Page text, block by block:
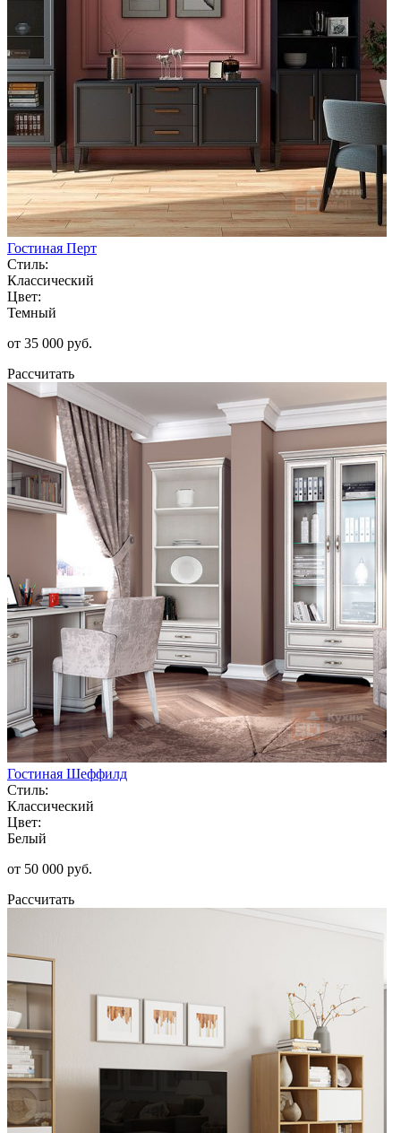
Гостиная Перт
Стиль:
Классический
Цвет:
Темный
от 35 000 руб.
Рассчитать
Гостиная Шеффилд
Стиль:
Классический
Цвет:
Белый
от 50 000 руб.
Рассчитать